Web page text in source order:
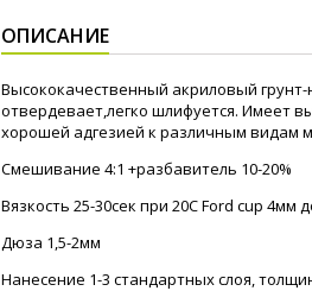
ОПИСАНИЕ
Высококачественный акриловый
отвердевает,легко шлифуется. Имеет
хорошей адгезией к различным видам
Смешивание 4:1 +разбавитель 10-20%
Вязкость 25-30сек при 20С Ford cup 4мм
Дюза 1,5-2мм
Нанесение 1-3 стандартных слоя,